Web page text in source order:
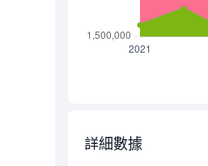
詳細數據